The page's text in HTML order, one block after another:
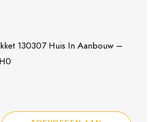
130307 Huis In Aanbouw –